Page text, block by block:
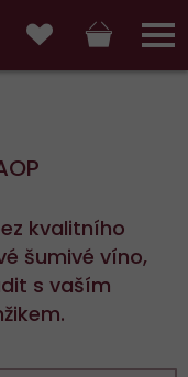
kvalitního
šumivé víno,
s vaším